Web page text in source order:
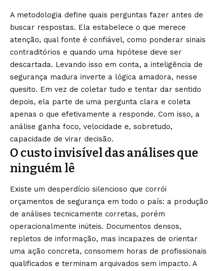
A metodologia define quais perguntas fazer antes de
buscar respostas. Ela estabelece o que merece
atenção, qual fonte é confiável, como ponderar sinais
contraditórios e quando uma hipótese deve ser
descartada. Levando isso em conta, a inteligência de
segurança madura inverte a lógica amadora, nesse
quesito. Em vez de coletar tudo e tentar dar sentido
depois, ela parte de uma pergunta clara e coleta
apenas o que efetivamente a responde. Com isso, a
análise ganha foco, velocidade e, sobretudo,
capacidade de virar decisão.
O custo invisível das análises que
ninguém lê
Existe um desperdício silencioso que corrói
orçamentos de segurança em todo o país: a produção
de análises tecnicamente corretas, porém
operacionalmente inúteis. Documentos densos,
repletos de informação, mas incapazes de orientar
uma ação concreta, consomem horas de profissionais
qualificados e terminam arquivados sem impacto. A